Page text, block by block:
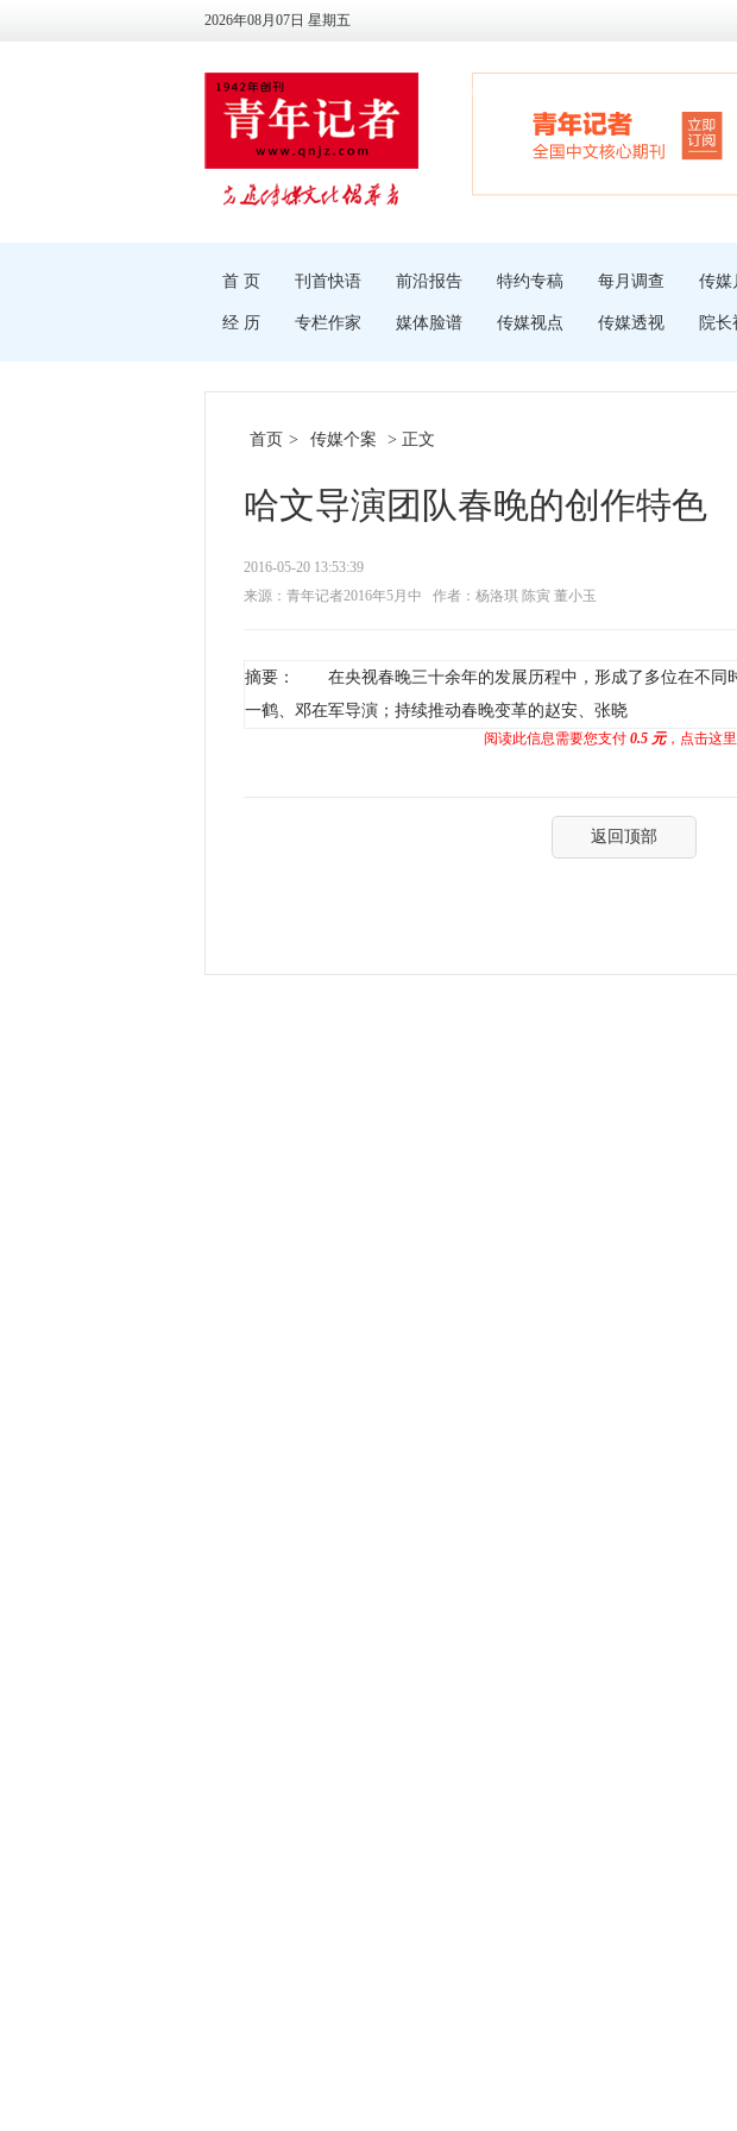
2026年08月07日 星期五
首 页 刊首快语 前沿报告 特约专稿 每月调查 传媒
经 历 专栏作家 媒体脸谱 传媒视点 传媒透视 院长
首页 > 传媒个案 > 正文
哈文导演团队春晚的创作特色
2016-05-20 13:53:39
来源：青年记者2016年5月中
作者：杨洛琪 陈寅 董小玉
摘要： 在央视春晚三十余年的发展历程中，形成了多位在不同
一鹤、邓在军导演；持续推动春晚变革的赵安、张晓
阅读此信息需要您支付 0.5 元，点击这
返回顶部